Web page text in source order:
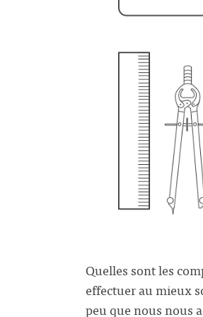
Quelles sont les
effectuer au mieux
peu que nous nous